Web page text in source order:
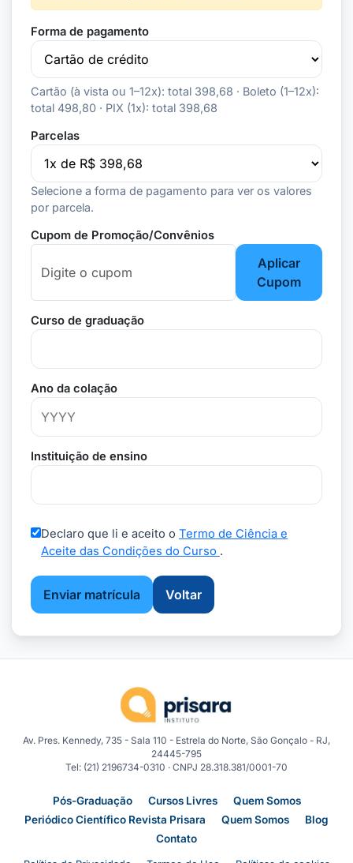
Forma de pagamento
Cartão (à vista ou 1–12x): total 398,68 · Boleto (1–12x):
total 498,80 · PIX (1x): total 398,68
Parcelas
Selecione a forma de pagamento para ver os valores
por parcela.
Cupom de Promoção/Convênios
Aplicar
Cupom
Curso de graduação
Ano da colação
Instituição de ensino
Declaro que li e aceito o Termo de Ciência e
Aceite das Condições do Curso .
Enviar matrícula Voltar
Av. Pres. Kennedy, 735 - Sala 110 - Estrela do Norte, São Gonçalo - RJ,
24445-795
Tel: (21) 2196734-0310 · CNPJ 28.318.381/0001-70
Pós-Graduação Cursos Livres
Quem Somos
Periódico Científico Revista Prisara
Quem Somos
Blog
Contato